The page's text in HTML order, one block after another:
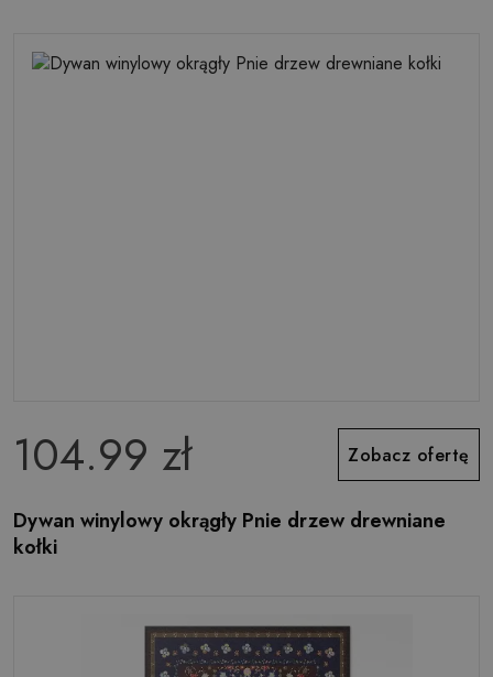
104.99 zł Zobacz ofertę
Dywan winylowy okrągły Pnie drzew drewniane
kołki